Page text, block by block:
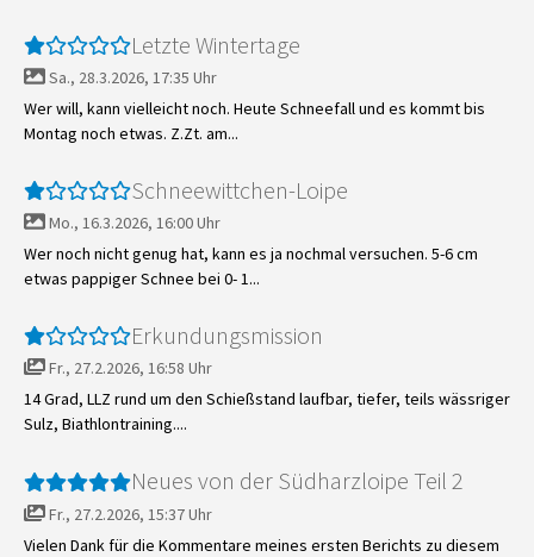
Letzte Wintertage
Sa., 28.3.2026, 17:35 Uhr
Wer will, kann vielleicht noch. Heute Schneefall und es kommt bis
Montag noch etwas. Z.Zt. am...
Schneewittchen-Loipe
Mo., 16.3.2026, 16:00 Uhr
Wer noch nicht genug hat, kann es ja nochmal versuchen. 5-6 cm
etwas pappiger Schnee bei 0- 1...
Erkundungsmission
Fr., 27.2.2026, 16:58 Uhr
14 Grad, LLZ rund um den Schießstand laufbar, tiefer, teils wässriger
Sulz, Biathlontraining....
Neues von der Südharzloipe Teil 2
Fr., 27.2.2026, 15:37 Uhr
Vielen Dank für die Kommentare meines ersten Berichts zu diesem